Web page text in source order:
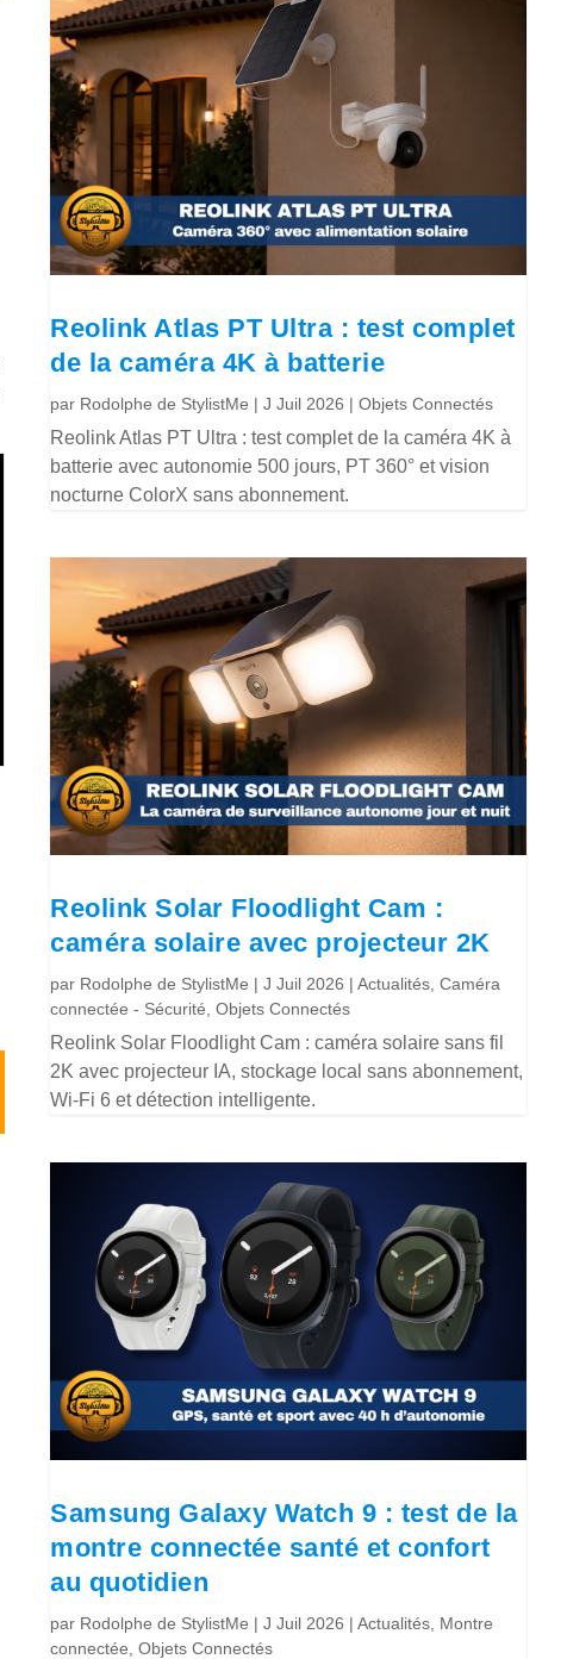
Reolink Atlas PT Ultra : test complet
de la caméra 4K à batterie
par Rodolphe de StylistMe |J Juil 2026 |Objets Connectés
Reolink Atlas PT Ultra : test complet de la caméra 4K à
batterie avec autonomie 500 jours, PT 360° et vision
nocturne ColorX sans abonnement.
Reolink Solar Floodlight Cam :
caméra solaire avec projecteur 2K
par Rodolphe de StylistMe |J Juil 2026 |Actualités ,Caméra
connectée - Sécurité ,Objets Connectés
Reolink Solar Floodlight Cam : caméra solaire sans fil
2K avec projecteur IA, stockage local sans abonnement,
Wi-Fi 6 et détection intelligente.
Samsung Galaxy Watch 9 : test de la
montre connectée santé et confort
au quotidien
par Rodolphe de StylistMe |J Juil 2026 |Actualités Montre
connectée ,Objets Connectés